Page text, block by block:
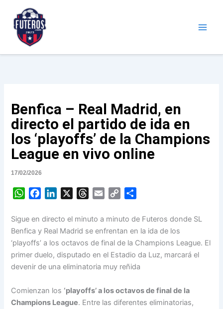
contenido
Benfica – Real Madrid, en
directo el partido de ida en
los ‘playoffs’ de la Champions
League en vivo online
17/02/2026
W
a
t
s
A
p
c
e
b
o
o
n
k
e
d
I
r
e
a
d
s
a
i
l
C
p
y
L
i
n
a
r
e
Sigue en directo el minuto a minuto de Futeros donde SL
Benfica y Real Madrid se enfrentan en la ida de los
‘playoffs’ a los octavos de final de la Champions League. El
primer duelo, disputado en el Estadio da Luz, marcará el
devenir de una eliminatoria muy reñida
Comienzan los ‘playoffs’ a los octavos de final de la
Champions League. Entre las diferentes eliminatorias,